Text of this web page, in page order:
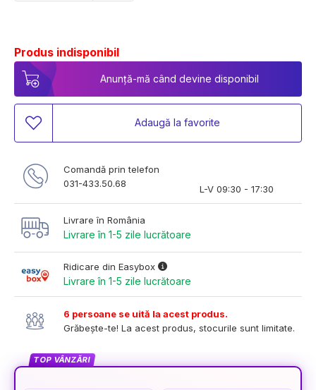
Produs indisponibil
Anunță-mă când devine disponibil
Adaugă la favorite
Comandă prin telefon
031-433.50.68
L-V 09:30 - 17:30
Livrare în România
Livrare în 1-5 zile lucrătoare
Ridicare din Easybox
Livrare în 1-5 zile lucrătoare
6 persoane se uită la acest produs.
Grăbește-te! La acest produs, stocurile sunt limitate.
TOP VÂNZĂRI